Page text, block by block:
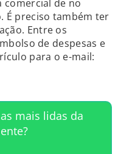
comercial de no
É preciso também ter
Entre os
de despesas e
para o e-mail:
mais lidas da